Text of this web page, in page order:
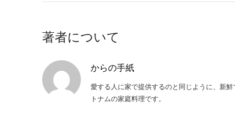
著者について
からの手紙
愛する人に家で提供するのと同じように、新
トナムの家庭料理です。